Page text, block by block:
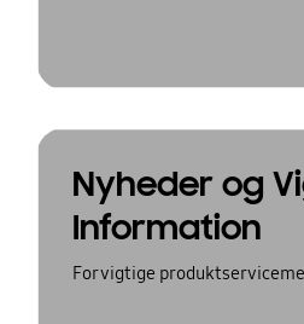
Nyheder og
Information
For vigtige